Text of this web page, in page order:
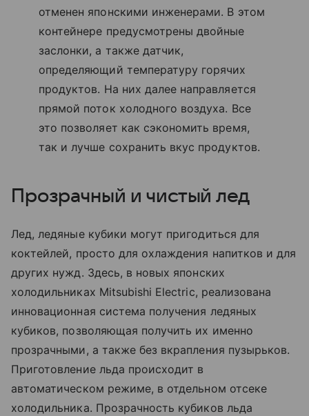
отменен японскими инженерами. В этом
контейнере предусмотрены двойные
заслонки, а также датчик,
определяющий температуру горячих
продуктов. На них далее направляется
прямой поток холодного воздуха. Все
это позволяет как сэкономить время,
так и лучше сохранить вкус продуктов.
Прозрачный и чистый лед
Лед, ледяные кубики могут пригодиться для
коктейлей, просто для охлаждения напитков и для
других нужд. Здесь, в новых японских
холодильниках Mitsubishi Electric, реализована
инновационная система получения ледяных
кубиков, позволяющая получить их именно
прозрачными, а также без вкрапления пузырьков.
Приготовление льда происходит в
автоматическом режиме, в отдельном отсеке
холодильника. Прозрачность кубиков льда